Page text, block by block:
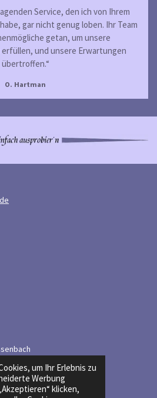
um Ihr Erlebnis zu
Werbung
klicken,
Service, den ich von Ihrem
gar nicht genug loben. Ihr Team
getan, um unsere
und unsere Erwartungen
übertroffen.“
O. Hartman